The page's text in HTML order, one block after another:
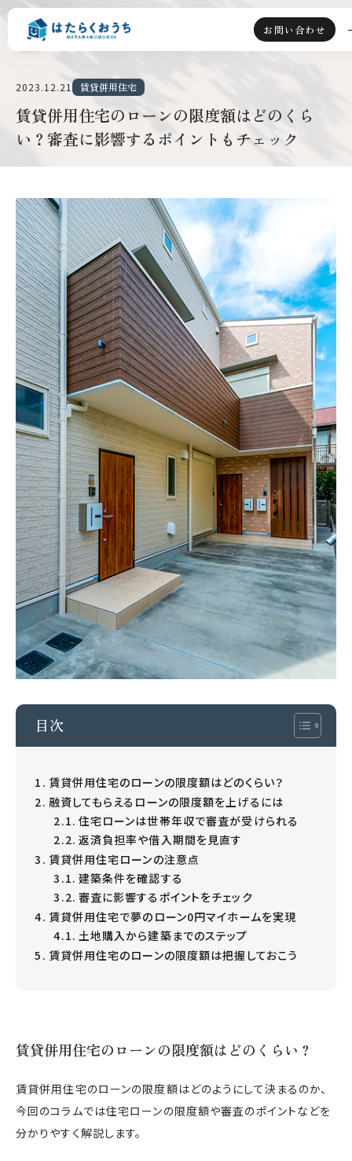
お問い合わせ
ライフスタイル派
資産運用派
はたらくおうちとは
選ばれる理由
賃貸併用住宅とは
会社情報
会社案内
スタッフ紹介
お知らせ
事例紹介
お客様の声
コラム
お役立ち情報
無料会員登録
住まいの未来相談
セミナー申込
求人情報
売買営業求人
2023.12.21 賃貸併用住宅
賃貸併用住宅のローンの限度額はどのくら
い？審査に影響するポイントもチェック
目次
賃貸併用住宅のローンの限度額はどのくらい？
融資してもらえるローンの限度額を上げるには
住宅ローンは世帯年収で審査が受けられる
返済負担率や借入期間を見直す
賃貸併用住宅ローンの注意点
建築条件を確認する
審査に影響するポイントをチェック
賃貸併用住宅で夢のローン0円マイホームを実現
土地購入から建築までのステップ
賃貸併用住宅のローンの限度額は把握しておこう
賃貸併用住宅のローンの限度額はどのくらい？
賃貸併用住宅のローンの限度額はどのようにして決まるのか、
今回のコラムでは住宅ローンの限度額や審査のポイントなどを
分かりやすく解説します。